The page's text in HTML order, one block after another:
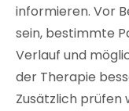
informieren. Vor
sein, bestimmte
Verlauf und
der Therapie
Zusätzlich prüfen